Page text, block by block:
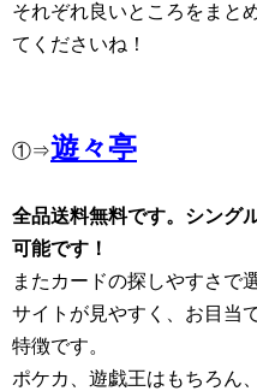
それぞれ良いところをまと
てくださいね！
①⇒遊々亭
全品送料無料です。シング
可能です！
またカードの探しやすさで
サイトが見やすく、お目当
特徴です。
ポケカ、遊戯王はもちろん